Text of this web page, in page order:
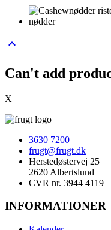
keyboard_arrow_up
Can't add
X
3630 7200
frugt@frugt.dk
Herstedøstervej 25
2620 Albertslund
CVR nr. 3944 4119
INFORMATIONER